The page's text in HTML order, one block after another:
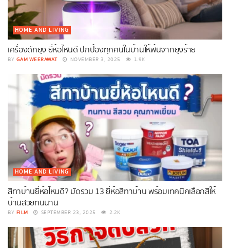
HOME AND LIVING
เครื่องดักยุง ยี่ห้อไหนดี ปกป้องทุกคนในบ้านให้พ้นจากยุงร้าย
BY GAM WEERAWAT NOVEMBER 3, 2025 1.9K
HOME AND LIVING
สีทาบ้านยี่ห้อไหนดี? มัดรวม 13 ยี่ห้อสีทาบ้าน พร้อมเทคนิคเลือกสีให้
บ้านสวยทนนาน
BY FILM SEPTEMBER 23, 2025 2.2K